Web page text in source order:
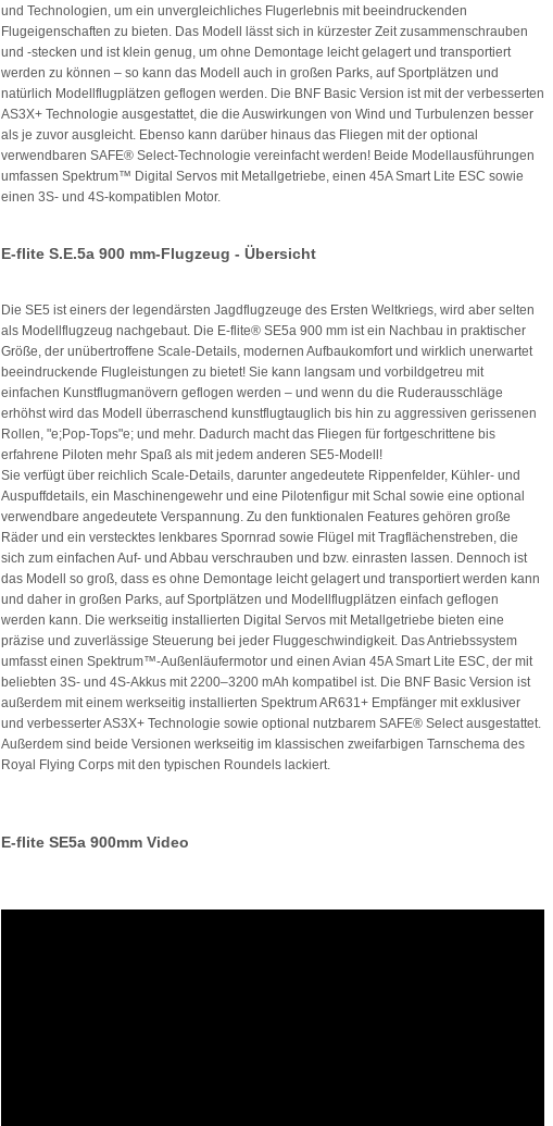
und Technologien, um ein unvergleichliches Flugerlebnis mit beeindruckenden
Flugeigenschaften zu bieten. Das Modell lässt sich in kürzester Zeit zusammenschrauben
und -stecken und ist klein genug, um ohne Demontage leicht gelagert und transportiert
werden zu können – so kann das Modell auch in großen Parks, auf Sportplätzen und
natürlich Modellflugplätzen geflogen werden. Die BNF Basic Version ist mit der verbesserten
AS3X+ Technologie ausgestattet, die die Auswirkungen von Wind und Turbulenzen besser
als je zuvor ausgleicht. Ebenso kann darüber hinaus das Fliegen mit der optional
verwendbaren SAFE® Select-Technologie vereinfacht werden! Beide Modellausführungen
umfassen Spektrum™ Digital Servos mit Metallgetriebe, einen 45A Smart Lite ESC sowie
einen 3S- und 4S-kompatiblen Motor.
E-flite S.E.5a 900 mm-Flugzeug - Übersicht
Die SE5 ist einers der legendärsten Jagdflugzeuge des Ersten Weltkriegs, wird aber selten
als Modellflugzeug nachgebaut. Die E-flite® SE5a 900 mm ist ein Nachbau in praktischer
Größe, der unübertroffene Scale-Details, modernen Aufbaukomfort und wirklich unerwartet
beeindruckende Flugleistungen zu bietet! Sie kann langsam und vorbildgetreu mit
einfachen Kunstflugmanövern geflogen werden – und wenn du die Ruderausschläge
erhöhst wird das Modell überraschend kunstflugtauglich bis hin zu aggressiven gerissenen
Rollen, "e;Pop-Tops"e; und mehr. Dadurch macht das Fliegen für fortgeschrittene bis
erfahrene Piloten mehr Spaß als mit jedem anderen SE5-Modell!
Sie verfügt über reichlich Scale-Details, darunter angedeutete Rippenfelder, Kühler- und
Auspuffdetails, ein Maschinengewehr und eine Pilotenfigur mit Schal sowie eine optional
verwendbare angedeutete Verspannung. Zu den funktionalen Features gehören große
Räder und ein verstecktes lenkbares Spornrad sowie Flügel mit Tragflächenstreben, die
sich zum einfachen Auf- und Abbau verschrauben und bzw. einrasten lassen. Dennoch ist
das Modell so groß, dass es ohne Demontage leicht gelagert und transportiert werden kann
und daher in großen Parks, auf Sportplätzen und Modellflugplätzen einfach geflogen
werden kann. Die werkseitig installierten Digital Servos mit Metallgetriebe bieten eine
präzise und zuverlässige Steuerung bei jeder Fluggeschwindigkeit. Das Antriebssystem
umfasst einen Spektrum™-Außenläufermotor und einen Avian 45A Smart Lite ESC, der mit
beliebten 3S- und 4S-Akkus mit 2200–3200 mAh kompatibel ist. Die BNF Basic Version ist
außerdem mit einem werkseitig installierten Spektrum AR631+ Empfänger mit exklusiver
und verbesserter AS3X+ Technologie sowie optional nutzbarem SAFE® Select ausgestattet.
Außerdem sind beide Versionen werkseitig im klassischen zweifarbigen Tarnschema des
Royal Flying Corps mit den typischen Roundels lackiert.
E-flite SE5a 900mm Video